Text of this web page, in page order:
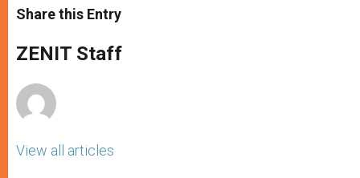
t
s
p
p
s
e
g
e
e
b
o
k
Share this Entry
ZENIT Staff
View all articles